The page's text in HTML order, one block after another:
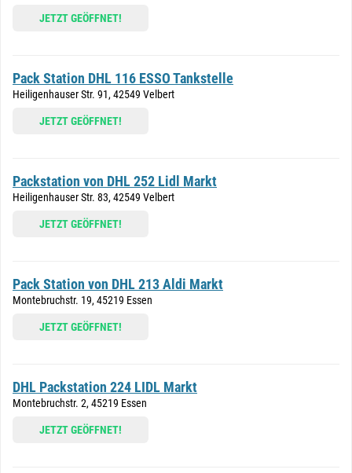
JETZT GEÖFFNET!
Pack Station DHL 116 ESSO Tankstelle
Heiligenhauser Str. 91, 42549 Velbert
JETZT GEÖFFNET!
Packstation von DHL 252 Lidl Markt
Heiligenhauser Str. 83, 42549 Velbert
JETZT GEÖFFNET!
Pack Station von DHL 213 Aldi Markt
Montebruchstr. 19, 45219 Essen
JETZT GEÖFFNET!
DHL Packstation 224 LIDL Markt
Montebruchstr. 2, 45219 Essen
JETZT GEÖFFNET!